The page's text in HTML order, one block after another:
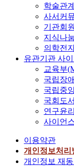
학술관
사서커
기관회원
지식나
의학전
유관기관 사
교육부
국립장
국립중
국회도
연구윤
사이언
이용약관
개인정보처리
개인정보 재동